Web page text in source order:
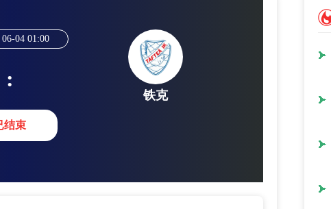
06-04 01:00
:
结束
铁克